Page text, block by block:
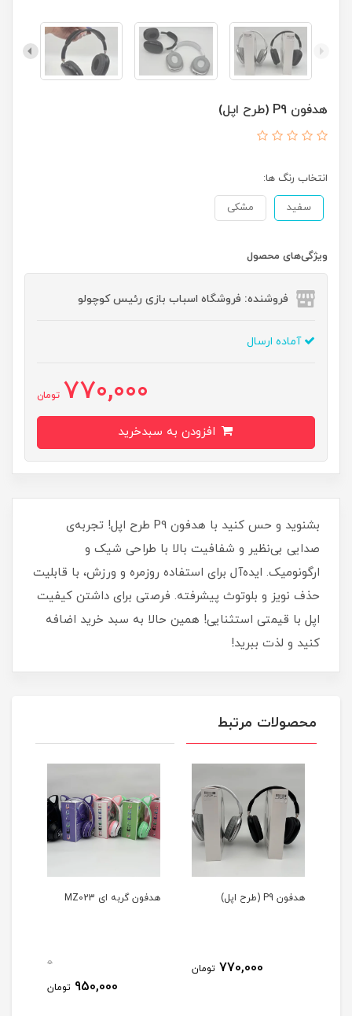
هدفون P9 (طرح اپل)
انتخاب رنگ ها:
سفید مشکی
ویژگی‌های محصول
فروشنده: فروشگاه اسباب بازی رئیس کوچولو
آماده ارسال
770,000 تومان
بشنوید و حس کنید با هدفون P9 طرح اپل! تجربه‌ی
صدایی بی‌نظیر و شفافیت بالا با طراحی شیک و
ارگونومیک. ایده‌آل برای استفاده روزمره و ورزش، با قابلیت
حذف نویز و بلوتوث پیشرفته. فرصتی برای داشتن کیفیت
اپل با قیمتی استثنایی! همین حالا به سبد خرید اضافه
کنید و لذت ببرید!
محصولات مرتبط
هدفون P9 (طرح اپل)
770,000 تومان
هدفون گربه ای MZ023
0
950,000 تومان